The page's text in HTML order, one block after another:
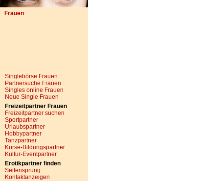
Frauen
Singlebörse Frauen
Partnersuche Frauen
Singles online Frauen
Neue Single Frauen
Freizeitpartner Frauen
Freizeitpartner suchen
Sportpartner
Urlaubspartner
Hobbypartner
Tanzpartner
Kurse-Bildungspartner
Kultur-Eventpartner
Erotikpartner finden
Seitensprung
Kontaktanzeigen